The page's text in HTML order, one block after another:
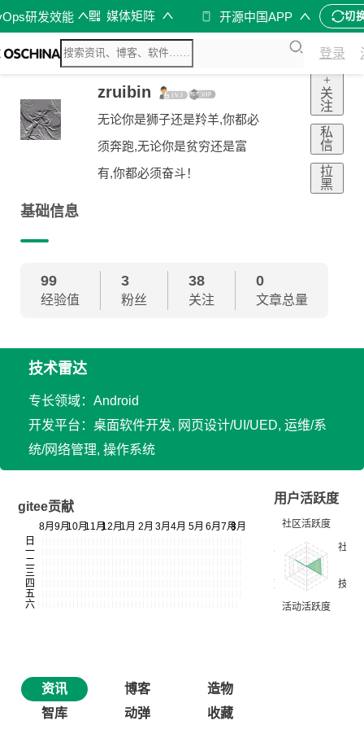
研发效能 媒体矩阵 开源中国APP 切
登录
zruibin
无论你是狮子还是羚羊,你都必
须奔跑,无论你是贫穷还是富
有,你都必须奋斗！
+
关
注
私
信
拉
黑
基础信息
99
经验值
3
粉丝
38
关注
0
文章总量
技术雷达
专长领域：Android
开发平台：桌面软件开发, 网页设计/UI/UED, 运维/系
统/网络管理, 操作系统
gitee贡献
用户活跃度
资讯 博客
造物
智库
动弹 收藏